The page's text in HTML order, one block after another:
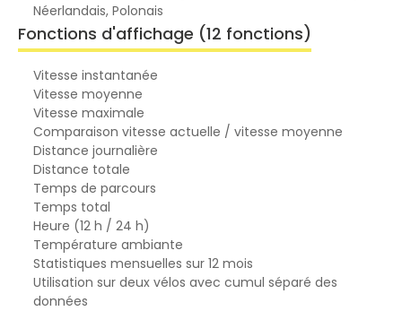
Néerlandais, Polonais
Fonctions d'affichage (12 fonctions)
Vitesse instantanée
Vitesse moyenne
Vitesse maximale
Comparaison vitesse actuelle / vitesse moyenne
Distance journalière
Distance totale
Temps de parcours
Temps total
Heure (12 h / 24 h)
Température ambiante
Statistiques mensuelles sur 12 mois
Utilisation sur deux vélos avec cumul séparé des
données